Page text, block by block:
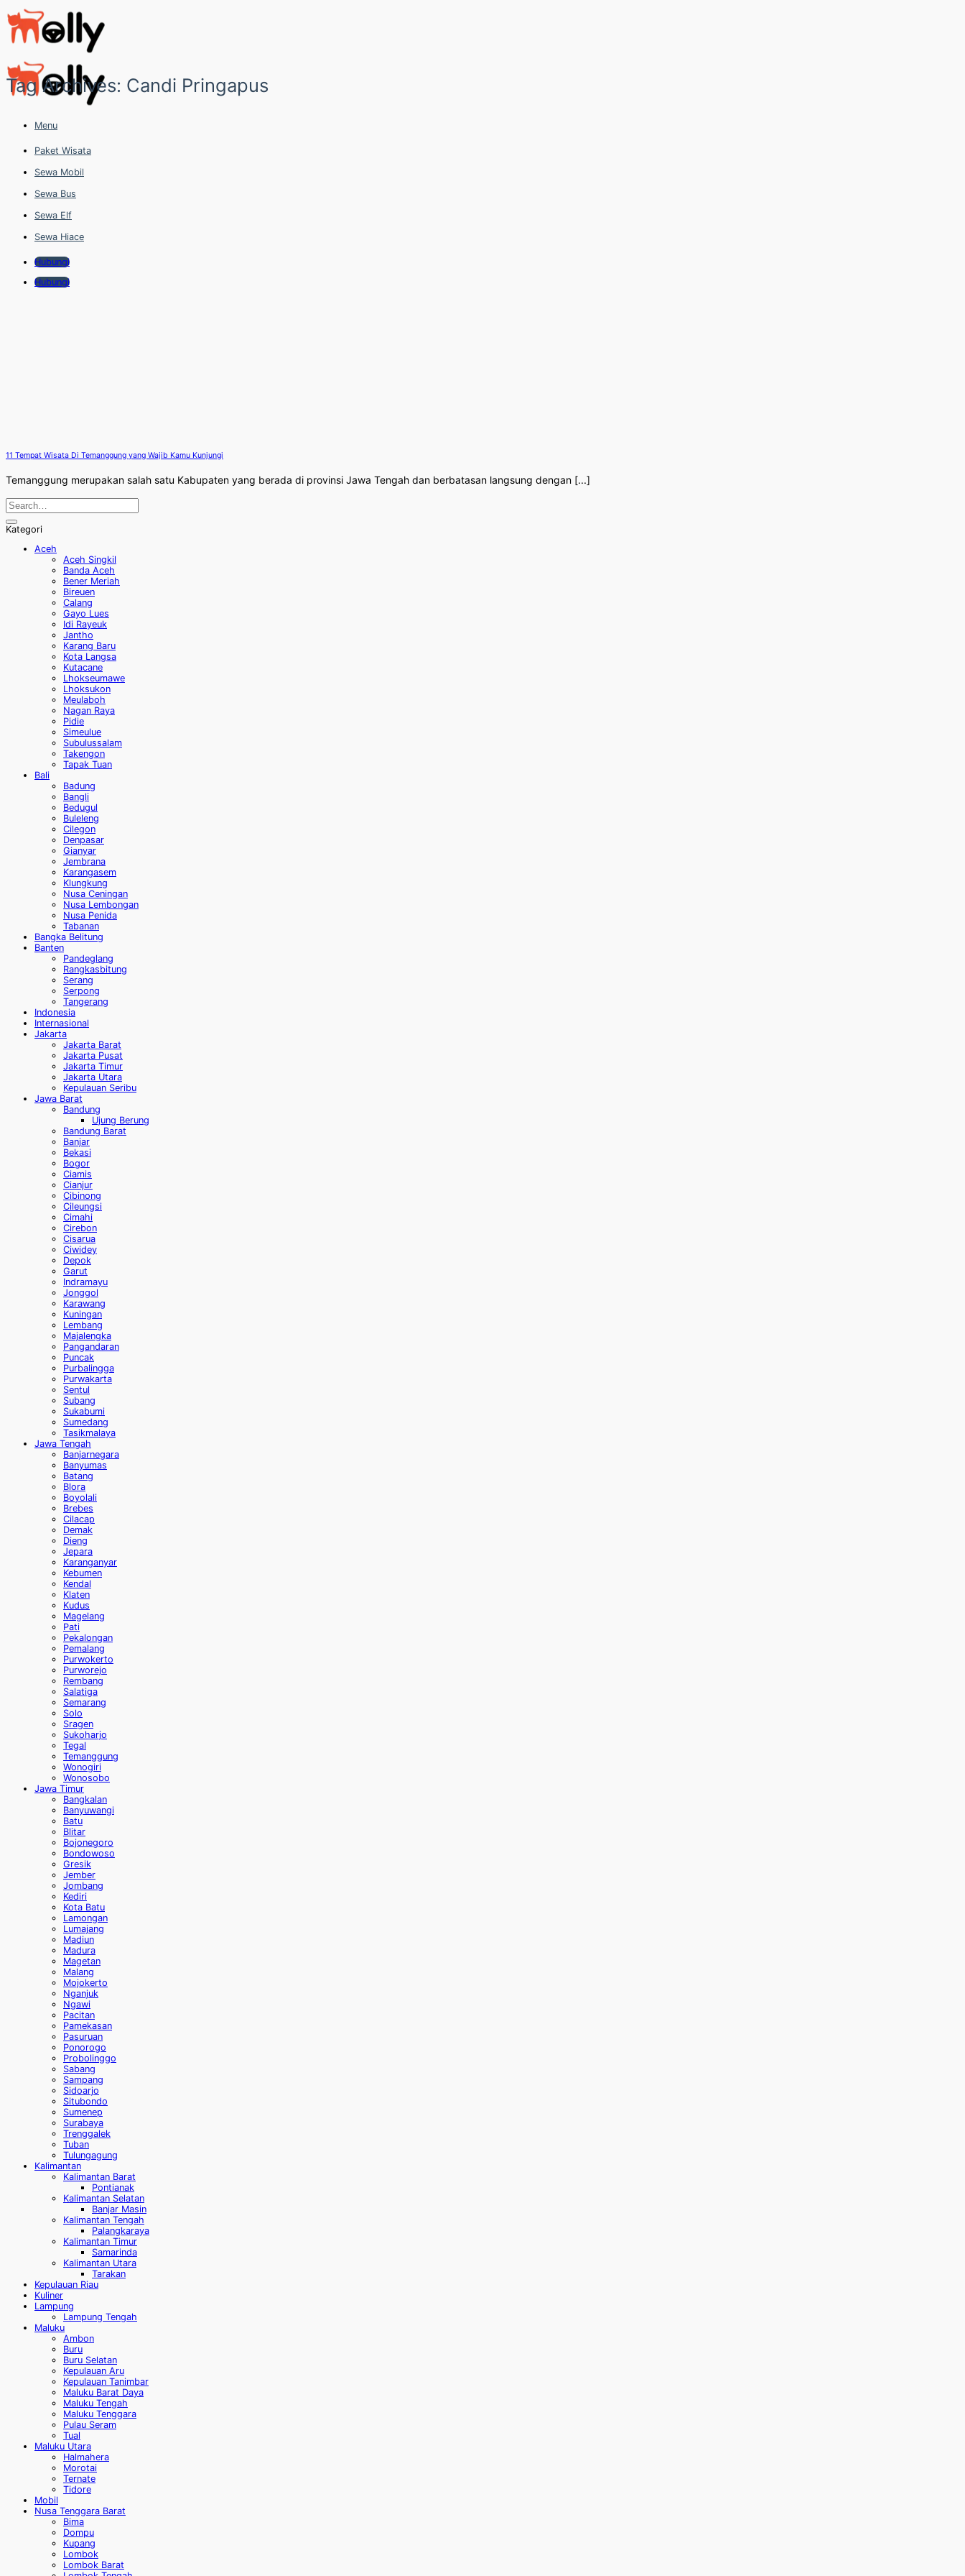
Skip
to
content
Menu
Paket Wisata
Sewa Mobil
Sewa Bus
Sewa Elf
Sewa Hiace
Hubungi
Hubungi
Tag Archives: Candi Pringapus
11 Tempat Wisata Di Temanggung yang Wajib Kamu Kunjungi
Temanggung merupakan salah satu Kabupaten yang berada di provinsi Jawa Tengah dan berbatasan langsung dengan [...]
Kategori
Aceh
Aceh Singkil
Banda Aceh
Bener Meriah
Bireuen
Calang
Gayo Lues
Idi Rayeuk
Jantho
Karang Baru
Kota Langsa
Kutacane
Lhokseumawe
Lhoksukon
Meulaboh
Nagan Raya
Pidie
Simeulue
Subulussalam
Takengon
Tapak Tuan
Bali
Badung
Bangli
Bedugul
Buleleng
Cilegon
Denpasar
Gianyar
Jembrana
Karangasem
Klungkung
Nusa Ceningan
Nusa Lembongan
Nusa Penida
Tabanan
Bangka Belitung
Banten
Pandeglang
Rangkasbitung
Serang
Serpong
Tangerang
Indonesia
Internasional
Jakarta
Jakarta Barat
Jakarta Pusat
Jakarta Timur
Jakarta Utara
Kepulauan Seribu
Jawa Barat
Bandung
Ujung Berung
Bandung Barat
Banjar
Bekasi
Bogor
Ciamis
Cianjur
Cibinong
Cileungsi
Cimahi
Cirebon
Cisarua
Ciwidey
Depok
Garut
Indramayu
Jonggol
Karawang
Kuningan
Lembang
Majalengka
Pangandaran
Puncak
Purbalingga
Purwakarta
Sentul
Subang
Sukabumi
Sumedang
Tasikmalaya
Jawa Tengah
Banjarnegara
Banyumas
Batang
Blora
Boyolali
Brebes
Cilacap
Demak
Dieng
Jepara
Karanganyar
Kebumen
Kendal
Klaten
Kudus
Magelang
Pati
Pekalongan
Pemalang
Purwokerto
Purworejo
Rembang
Salatiga
Semarang
Solo
Sragen
Sukoharjo
Tegal
Temanggung
Wonogiri
Wonosobo
Jawa Timur
Bangkalan
Banyuwangi
Batu
Blitar
Bojonegoro
Bondowoso
Gresik
Jember
Jombang
Kediri
Kota Batu
Lamongan
Lumajang
Madiun
Madura
Magetan
Malang
Mojokerto
Nganjuk
Ngawi
Pacitan
Pamekasan
Pasuruan
Ponorogo
Probolinggo
Sabang
Sampang
Sidoarjo
Situbondo
Sumenep
Surabaya
Trenggalek
Tuban
Tulungagung
Kalimantan
Kalimantan Barat
Pontianak
Kalimantan Selatan
Banjar Masin
Kalimantan Tengah
Palangkaraya
Kalimantan Timur
Samarinda
Kalimantan Utara
Tarakan
Kepulauan Riau
Kuliner
Lampung
Lampung Tengah
Maluku
Ambon
Buru
Buru Selatan
Kepulauan Aru
Kepulauan Tanimbar
Maluku Barat Daya
Maluku Tengah
Maluku Tenggara
Pulau Seram
Tual
Maluku Utara
Halmahera
Morotai
Ternate
Tidore
Mobil
Nusa Tenggara Barat
Bima
Dompu
Kupang
Lombok
Lombok Barat